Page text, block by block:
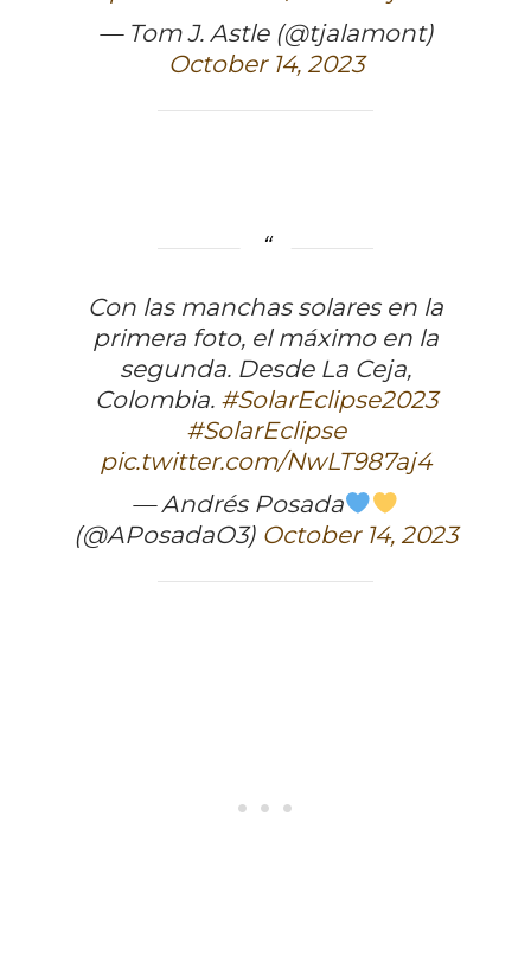
— Tom J. Astle (@tjalamont)
October 14, 2023
Con las manchas solares en la
primera foto, el máximo en la
segunda. Desde La Ceja,
Colombia. #SolarEclipse2023
#SolarEclipse
pic.twitter.com/NwLT987aj4
— Andrés Posada
(@APosadaO3) October 14, 2023